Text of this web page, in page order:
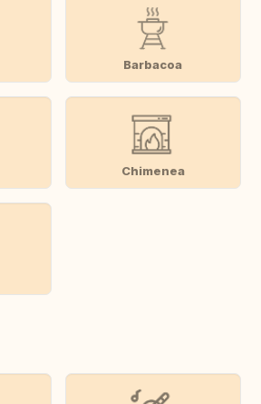
Barbacoa
Chimenea